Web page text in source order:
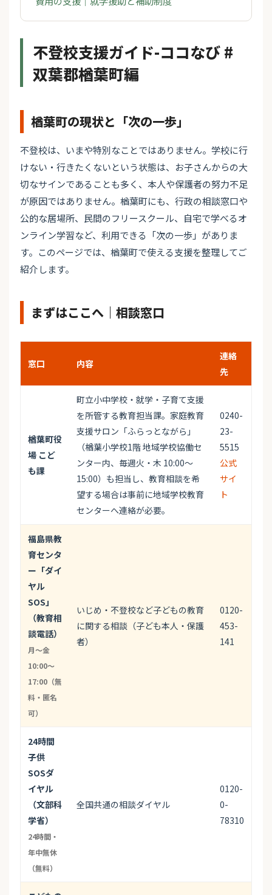
不登校支援ガイド-ココなび #
双葉郡楢葉町編
楢葉町の現状と「次の一歩」
不登校は、いまや特別なことではありません。学校に行
けない・行きたくないという状態は、お子さんからの大
切なサインであることも多く、本人や保護者の努力不足
が原因ではありません。楢葉町にも、行政の相談窓口や
公的な居場所、民間のフリースクール、自宅で学べるオ
ンライン学習など、利用できる「次の一歩」がありま
す。このページでは、楢葉町で使える支援を整理してご
紹介します。
まずはここへ｜相談窓口
窓口 内容
連絡
先
楢葉町役
場 こど
も課
町立小中学校・就学・子育て支援
を所管する教育担当課。家庭教育
支援サロン「ふらっとながら」
（楢葉小学校1階 地域学校協働セ
ンター内、毎週火・木 10:00～
15:00）も担当し、教育相談を希
望する場合は事前に地域学校教育
センターへ連絡が必要。
0240-
23-
5515
公式
サイ
ト
福島県教
育センタ
ー「ダイ
ヤル
SOS」
（教育相
談電話）
月〜金
10:00〜
17:00（無
料・匿名
可）
いじめ・不登校など子どもの教育
に関する相談（子ども本人・保護
者）
0120-
453-
141
24時間
子供
SOSダ
イヤル
（文部科
学省）
24時間・
年中無休
（無料）
全国共通の相談ダイヤル
0120-
0-
78310